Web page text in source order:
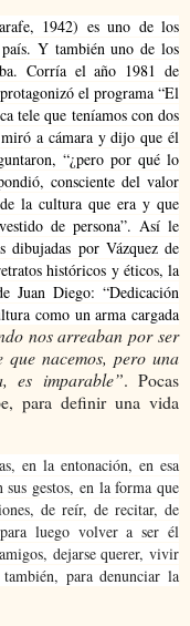
1942) es uno de los
Y también uno de los
Corría el año 1981 de
el programa “El
tele que teníamos con dos
miró a cámara y dijo que él
“¿pero por qué lo
consciente del valor
la cultura que era y que
de persona”. Así le
dibujadas por Vázquez de
históricos y éticos, la
Juan Diego: “Dedicación
como un arma cargada
nos arreaban por ser
nacemos, pero una
es imparable”. Pocas
para definir una vida
en la entonación, en esa
gestos, en la forma que
de reír, de recitar, de
luego volver a ser él
dejarse querer, vivir
para denunciar la